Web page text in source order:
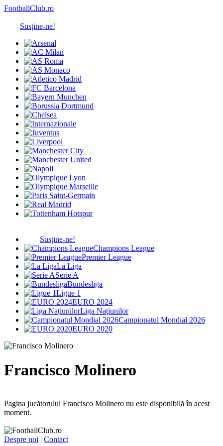
FootballClub.ro
Susține-ne!
Susține-ne!
Champions League
Premier League
La Liga
Serie A
Bundesliga
Ligue 1
EURO 2024
Liga Națiunilor
Campionatul Mondial 2026
EURO 2020
Francisco Molinero
Pagina jucătorului Francisco Molinero nu este disponibilă în acest
moment.
Despre noi | Contact